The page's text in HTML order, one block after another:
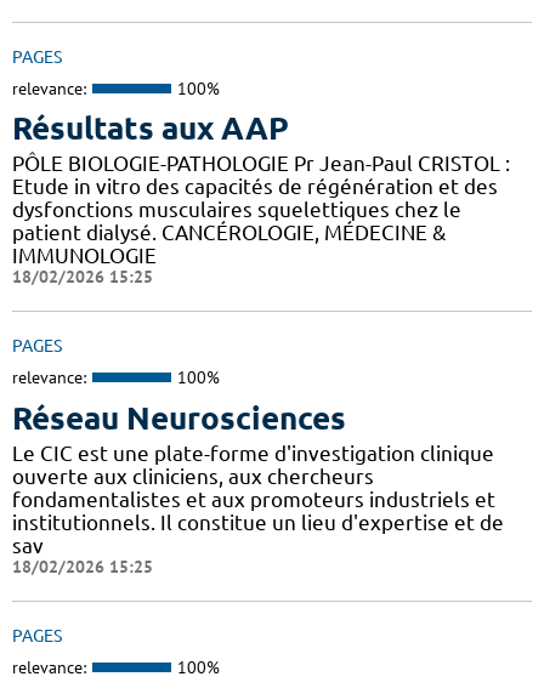
PAGES
relevance: 100%
Résultats aux AAP
PÔLE BIOLOGIE-PATHOLOGIE Pr Jean-Paul CRISTOL :
Etude in vitro des capacités de régénération et des
dysfonctions musculaires squelettiques chez le
patient dialysé. CANCÉROLOGIE, MÉDECINE &
IMMUNOLOGIE
18/02/2026 15:25
PAGES
relevance: 100%
Réseau Neurosciences
Le CIC est une plate-forme d'investigation clinique
ouverte aux cliniciens, aux chercheurs
fondamentalistes et aux promoteurs industriels et
institutionnels. Il constitue un lieu d'expertise et de
sav
18/02/2026 15:25
PAGES
relevance: 100%